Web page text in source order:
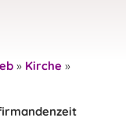
» Kirche »